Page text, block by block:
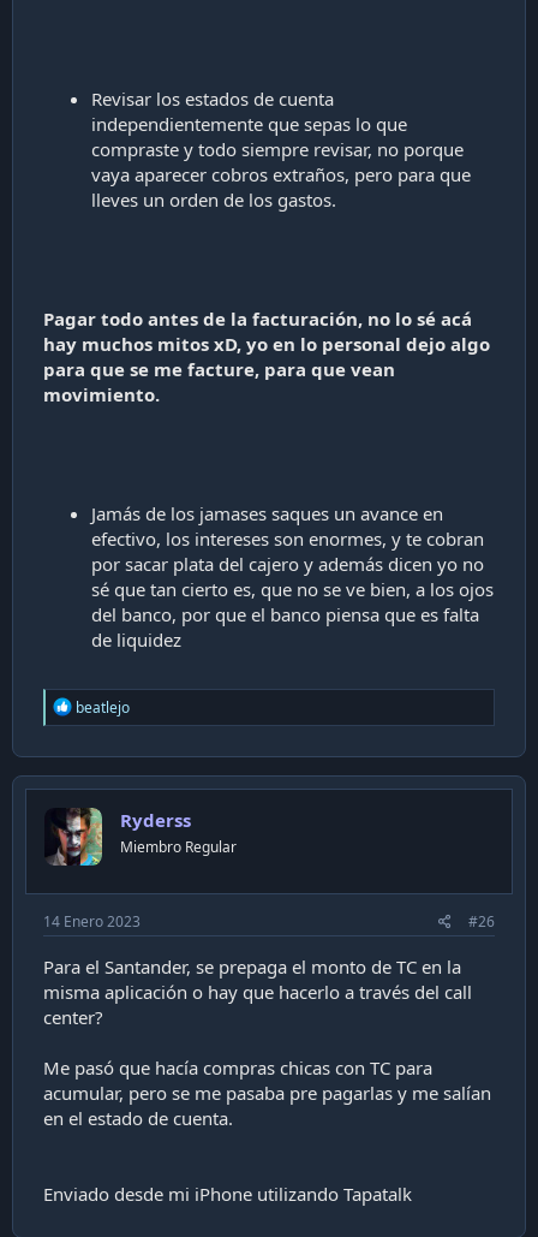
Revisar los estados de cuenta
independientemente que sepas lo que
compraste y todo siempre revisar, no porque
vaya aparecer cobros extraños, pero para que
lleves un orden de los gastos.
Pagar todo antes de la facturación, no lo sé acá
hay muchos mitos xD, yo en lo personal dejo algo
para que se me facture, para que vean
movimiento.
Jamás de los jamases saques un avance en
efectivo, los intereses son enormes, y te cobran
por sacar plata del cajero y además dicen yo no
sé que tan cierto es, que no se ve bien, a los ojos
del banco, por que el banco piensa que es falta
de liquidez
R
e
c
t
o
n
s
beatlejo
Ryderss
Miembro Regular
14 Enero 2023 #26
Para el Santander, se prepaga el monto de TC en la
misma aplicación o hay que hacerlo a través del call
center?
Me pasó que hacía compras chicas con TC para
acumular, pero se me pasaba pre pagarlas y me salían
en el estado de cuenta.
Enviado desde mi iPhone utilizando Tapatalk